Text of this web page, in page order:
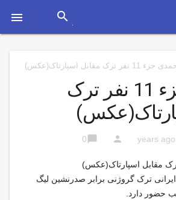
 search
11 نفر ترک مقابل اسپارتاک(عکس)
محمدی جزء 11 نفر ترک
person
chat_bubble
0
ترک گروژنی برابر صدرنشین لیگ
حضور دارد.